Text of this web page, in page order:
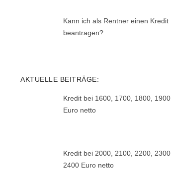
Kann ich als Rentner einen Kredit
beantragen?
AKTUELLE BEITRÄGE:
Kredit bei 1600, 1700, 1800, 1900
Euro netto
Kredit bei 2000, 2100, 2200, 2300,
2400 Euro netto